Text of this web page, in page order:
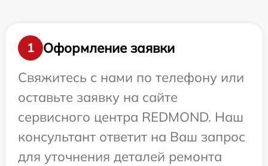
1
Оформление заявки
Свяжитесь с нами по телефону или
оставьте заявку на сайте
сервисного центра REDMOND. Наш
консультант ответит на Ваш запрос
для уточнения деталей ремонта